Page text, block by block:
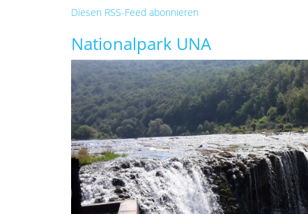
Diesen RSS-Feed abonnieren
Nationalpark UNA